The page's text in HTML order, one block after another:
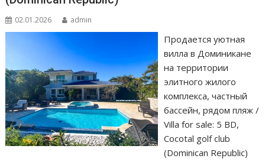
02.01.2026 admin
Продается уютная
вилла в Доминикане
на территории
элитного жилого
комплекса, частный
бассейн, рядом пляж /
Villa for sale: 5 BD,
Cocotal golf club
(Dominican Republic)